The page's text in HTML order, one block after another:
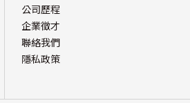
公司歷程
企業徵才
聯絡我們
隱私政策